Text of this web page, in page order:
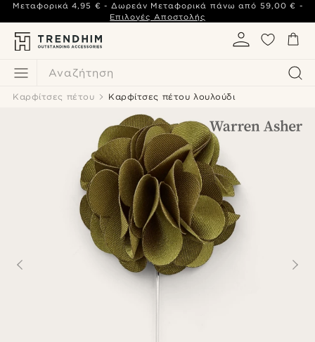
Αναζήτηση
Μεταφορικά 4,95 € - Δωρεάν Μεταφορικά πάνω από 59,00 € -
Επιλογές Αποστολής
Καρφίτσες πέτου Καρφίτσες πέτου λουλούδι